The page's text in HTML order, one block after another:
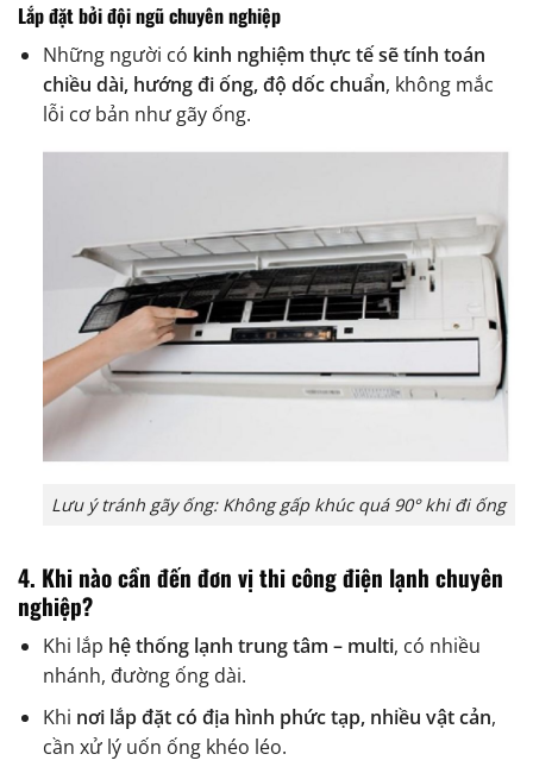
Lắp đặt bởi đội ngũ chuyên nghiệp
Những người có kinh nghiệm thực tế sẽ tính toán
chiều dài, hướng đi ống, độ dốc chuẩn, không mắc
lỗi cơ bản như gãy ống.
Lưu ý tránh gãy ống: Không gấp khúc quá 90° khi đi ống
4. Khi nào cần đến đơn vị thi công điện lạnh chuyên
nghiệp?
Khi lắp hệ thống lạnh trung tâm – multi, có nhiều
nhánh, đường ống dài.
Khi nơi lắp đặt có địa hình phức tạp, nhiều vật cản,
cần xử lý uốn ống khéo léo.